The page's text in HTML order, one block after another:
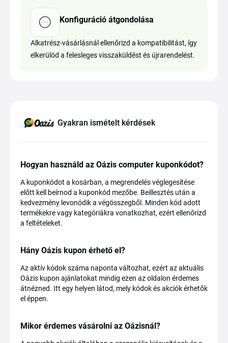
Konfiguráció átgondolása
Alkatrész-vásárlásnál ellenőrizd a kompatibilitást, így
elkerülöd a felesleges visszaküldést és újrarendelést.
Gyakran ismételt kérdések
Hogyan használd az Oázis computer kuponkódot?
A kuponkódot a kosárban, a megrendelés véglegesítése
előtt kell beírnod a kuponkód mezőbe. Beillesztés után a
kedvezmény levonódik a végösszegből. Minden kód adott
termékekre vagy kategóriákra vonatkozhat, ezért ellenőrizd
a feltételeket.
Hány Oázis kupon érhető el?
Az aktív kódok száma naponta változhat, ezért az aktuális
Oázis kupon ajánlatokat mindig ezen az oldalon érdemes
átnézned. Itt egy helyen látod, mely kódok és akciók érhetők
el éppen.
Mikor érdemes vásárolni az Oázisnál?